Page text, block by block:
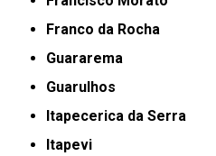
Franco da Rocha
Guararema
Guarulhos
Itapecerica da Serra
Itapevi